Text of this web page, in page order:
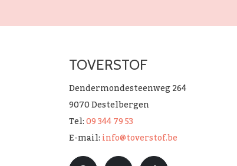
TOVERSTOF
Dendermondesteenweg 264
9070 Destelbergen
Tel:09 344 79 53
E-mail:info@toverstof.be